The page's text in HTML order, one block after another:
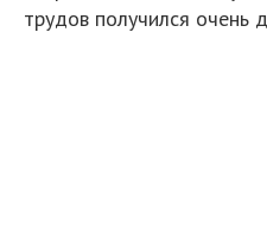
трудов получился очень